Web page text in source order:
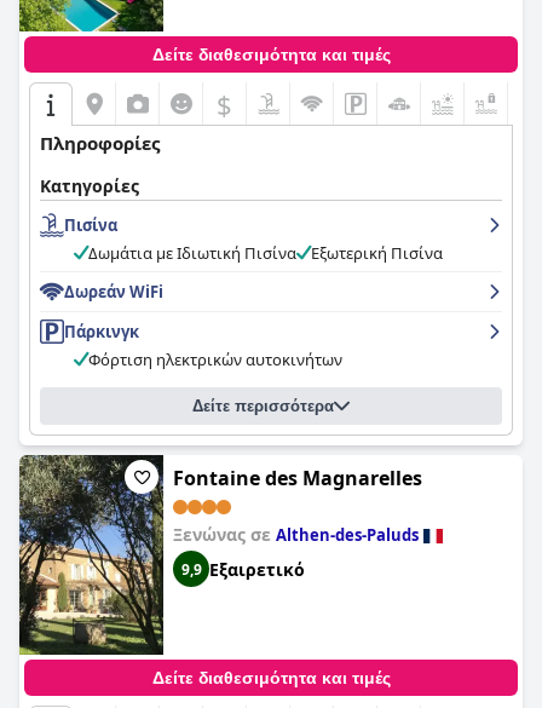
Δείτε διαθεσιμότητα και τιμές
$
Πληροφορίες
Κατηγορίες
Πισίνα
Δωμάτια με Ιδιωτική Πισίνα
Εξωτερική Πισίνα
Δωρεάν WiFi
Πάρκινγκ
Φόρτιση ηλεκτρικών αυτοκινήτων
Δείτε περισσότερα
Fontaine des Magnarelles
Ξενώνας σε Althen-des-Paluds
9,9 Εξαιρετικό
Δείτε διαθεσιμότητα και τιμές